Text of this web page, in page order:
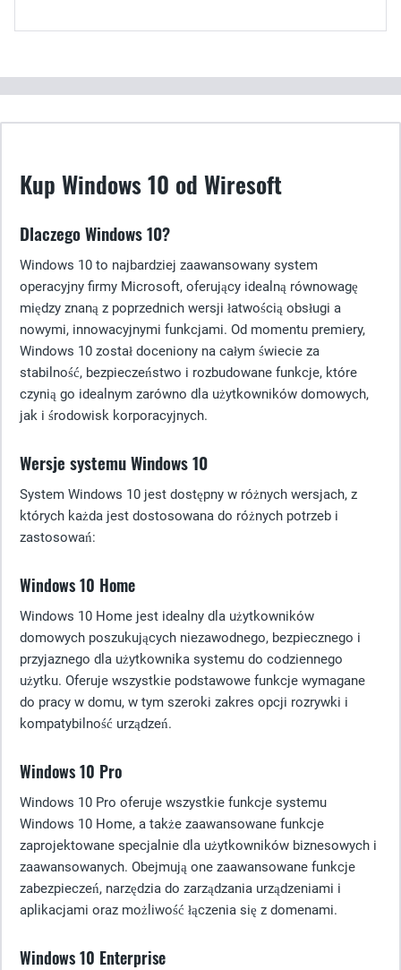
Kup Windows 10 od Wiresoft
Dlaczego Windows 10?
Windows 10 to najbardziej zaawansowany system
operacyjny firmy Microsoft, oferujący idealną równowagę
między znaną z poprzednich wersji łatwością obsługi a
nowymi, innowacyjnymi funkcjami. Od momentu premiery,
Windows 10 został doceniony na całym świecie za
stabilność, bezpieczeństwo i rozbudowane funkcje, które
czynią go idealnym zarówno dla użytkowników domowych,
jak i środowisk korporacyjnych.
Wersje systemu Windows 10
System Windows 10 jest dostępny w różnych wersjach, z
których każda jest dostosowana do różnych potrzeb i
zastosowań:
Windows 10 Home
Windows 10 Home jest idealny dla użytkowników
domowych poszukujących niezawodnego, bezpiecznego i
przyjaznego dla użytkownika systemu do codziennego
użytku. Oferuje wszystkie podstawowe funkcje wymagane
do pracy w domu, w tym szeroki zakres opcji rozrywki i
kompatybilność urządzeń.
Windows 10 Pro
Windows 10 Pro oferuje wszystkie funkcje systemu
Windows 10 Home, a także zaawansowane funkcje
zaprojektowane specjalnie dla użytkowników biznesowych i
zaawansowanych. Obejmują one zaawansowane funkcje
zabezpieczeń, narzędzia do zarządzania urządzeniami i
aplikacjami oraz możliwość łączenia się z domenami.
Windows 10 Enterprise